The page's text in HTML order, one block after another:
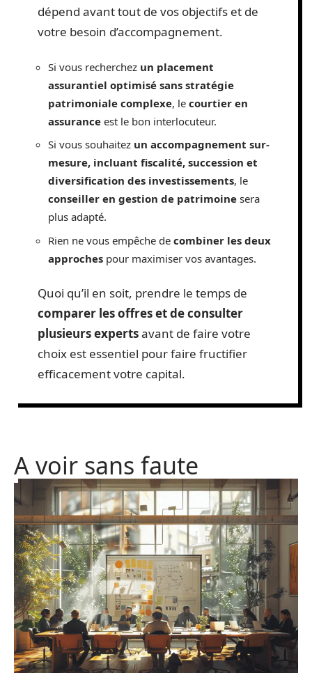
dépend avant tout de vos objectifs et de
votre besoin d’accompagnement.
Si vous recherchez un placement
assurantiel optimisé sans stratégie
patrimoniale complexe, le courtier en
assurance est le bon interlocuteur.
Si vous souhaitez un accompagnement sur-
mesure, incluant fiscalité, succession et
diversification des investissements, le
conseiller en gestion de patrimoine sera
plus adapté.
Rien ne vous empêche de combiner les deux
approches pour maximiser vos avantages.
Quoi qu’il en soit, prendre le temps de
comparer les offres et de consulter
plusieurs expertsavant de faire votre
choix est essentiel pour faire fructifier
efficacement votre capital.
A voir sans faute